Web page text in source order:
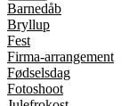
Barnedåb
Bryllup
Fest
Firma-arrangement
Fødselsdag
Fotoshoot